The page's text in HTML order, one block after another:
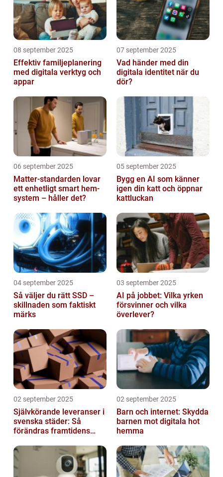
08 september 2025
Effektiv familjeplanering
med digitala verktyg och
appar
07 september 2025
Vad händer med din
digitala identitet när du
dör?
06 september 2025
Matter-standarden lovar
ett enhetligt smart hem-
system – håller det?
05 september 2025
Bygg en AI som känner
igen din katt och öppnar
kattluckan
04 september 2025
Så väljer du rätt SSD –
skillnaden som faktiskt
märks
03 september 2025
AI på jobbet: Vilka yrken
försvinner och vilka
överlever?
02 september 2025
Självkörande leveranser i
svenska städer: Så
förändras framtidens
02 september 2025
Barn och internet: Skydda
barnen mot digitala hot
hemma